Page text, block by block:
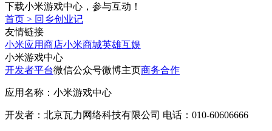
下载小米游戏中心，参与互动！
首页 > 回乡创业记
友情链接
小米应用商店小米商城英雄互娱
小米游戏中心
开发者平台微信公众号微博主页商务合作
应用名称：小米游戏中心
开发者：北京瓦力网络科技有限公司 电话：010-60606666